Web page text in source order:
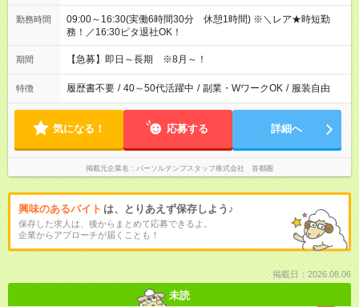
勤務時間
09:00～16:30(実働6時間30分 休憩1時間) ※＼レア★時短勤
務！／16:30ピタ退社OK！
期間 【急募】即日～長期 ※8月～！
特徴 履歴書不要 / 40～50代活躍中 / 副業・WワークOK / 服装自由
気になる！ 応募する 詳細へ
掲載元企業名 パーソルテンプスタッフ株式会社 首都圏
興味のあるバイト は、とりあえず保存しよう♪
保存した求人は、後からまとめて応募できるよ。
企業からアプローチが届くことも！
掲載日：2026.08.06
未読